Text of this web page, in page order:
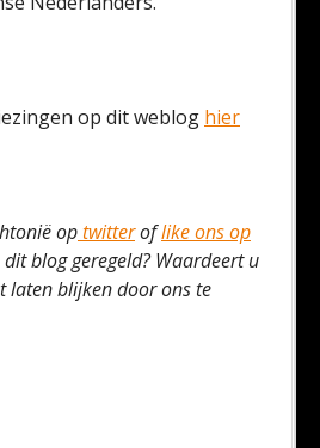
op dit weblog hier
optwitteroflike ons op
blog geregeld? Waardeert u
laten blijken door ons te